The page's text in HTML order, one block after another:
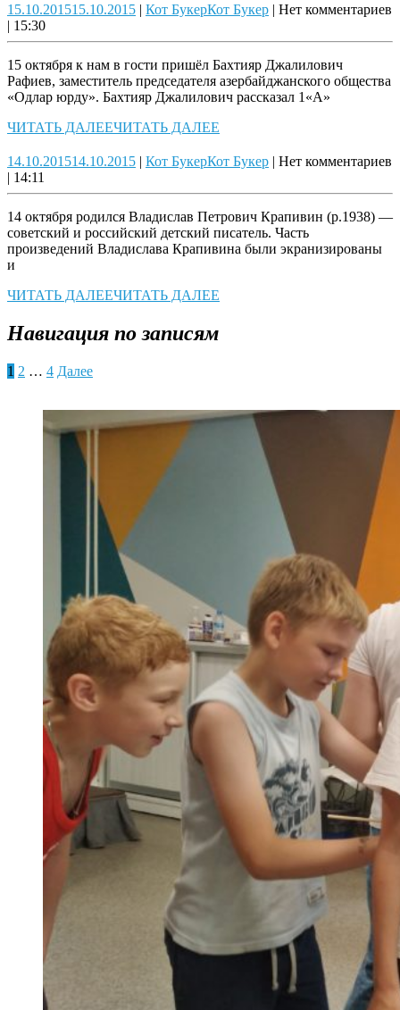
15.10.201515.10.2015 | Кот БукерКот Букер | Нет комментариев
| 15:30
15 октября к нам в гости пришёл Бахтияр Джалилович
Рафиев, заместитель председателя азербайджанского общества
«Одлар юрду». Бахтияр Джалилович рассказал 1«А»
ЧИТАТЬ ДАЛЕЕЧИТАТЬ ДАЛЕЕ
14.10.201514.10.2015 | Кот БукерКот Букер | Нет комментариев
| 14:11
14 октября родился Владислав Петрович Крапивин (р.1938) —
советский и российский детский писатель. Часть
произведений Владислава Крапивина были экранизированы
и
ЧИТАТЬ ДАЛЕЕЧИТАТЬ ДАЛЕЕ
Навигация по записям
1 2 … 4 Далее